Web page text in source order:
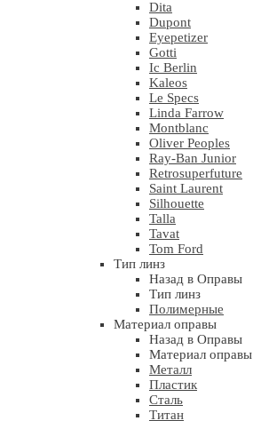
Dita
Dupont
Eyepetizer
Gotti
Ic Berlin
Kaleos
Le Specs
Linda Farrow
Montblanc
Oliver Peoples
Ray-Ban Junior
Retrosuperfuture
Saint Laurent
Silhouette
Talla
Tavat
Tom Ford
Тип линз
Назад в Оправы
Тип линз
Полимерные
Материал оправы
Назад в Оправы
Материал оправы
Металл
Пластик
Сталь
Титан